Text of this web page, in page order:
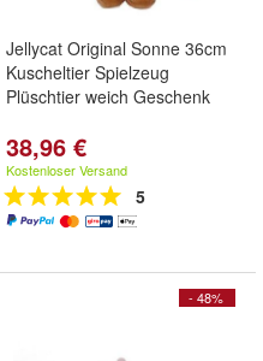
Jellycat Original Sonne 36cm
Kuscheltier Spielzeug
Plüschtier weich Geschenk
38,96 €
Kostenloser Versand
5
- 48%